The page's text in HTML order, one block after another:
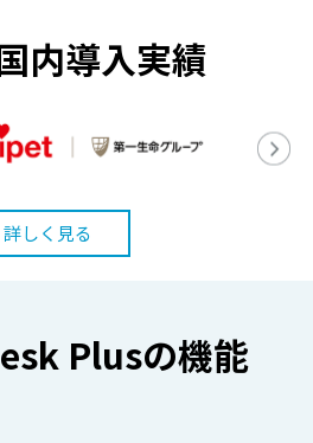
内導入実績
詳しく見る
Plusの機能